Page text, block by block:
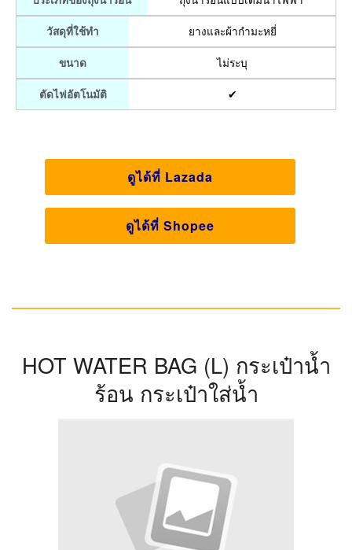
วัสดุที่ใช้ทำ ยางและผ้ากำมะหยี่
ขนาด ไม่ระบุ
ตัดไฟอัตโนมัติ ✔
ดูได้ที่ Lazada
ดูได้ที่ Shopee
HOT WATER BAG (L) กระเป๋าน้ำ
ร้อน กระเป๋าใส่น้ำ